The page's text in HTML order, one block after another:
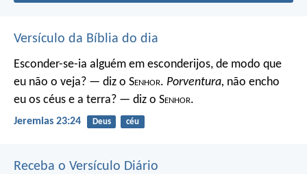
Versículo da Bíblia do dia
Esconder-se-ia alguém em esconderijos, de modo que
eu não o veja? — diz o Senhor. Porventura, não encho
eu os céus e a terra? — diz o Senhor.
Jeremias 23:24 Deus céu
Receba o Versículo Diário